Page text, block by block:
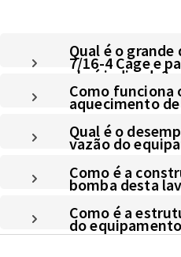
Qual é o
7/16-4 Cage e
ela é indicada?
Como funciona
aquecimento
Qual é o
vazão do
Como é a
bomba desta
Como é a
do